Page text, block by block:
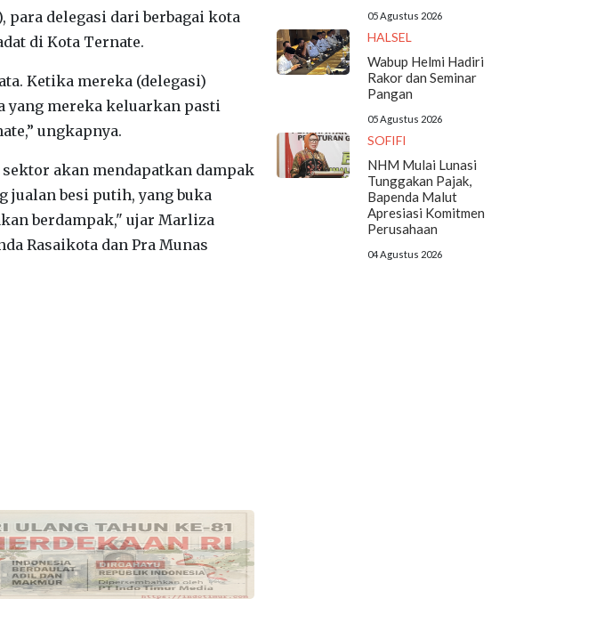
para delegasi dari berbagai kota
di Kota Ternate.
Ketika mereka (delegasi)
yang mereka keluarkan pasti
ungkapnya.
akan mendapatkan dampak
jualan besi putih, yang buka
berdampak," ujar Marliza
Rasaikota dan Pra Munas
05 Agustus 2026
HALSEL
Wabup Helmi Hadiri
Rakor dan Seminar
Pangan
05 Agustus 2026
SOFIFI
NHM Mulai Lunasi
Tunggakan Pajak,
Bapenda Malut
Apresiasi Komitmen
Perusahaan
04 Agustus 2026